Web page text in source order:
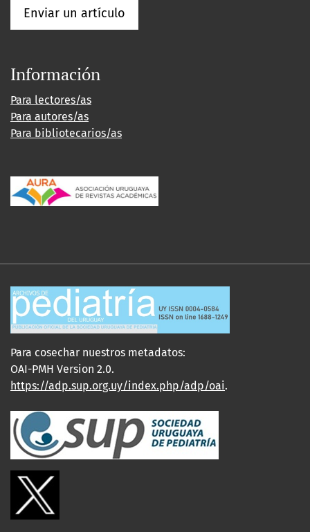
Enviar un artículo
Información
Para lectores/as
Para autores/as
Para bibliotecarios/as
Para cosechar nuestros metadatos:
OAI-PMH Version 2.0.
https://adp.sup.org.uy/index.php/adp/oai.